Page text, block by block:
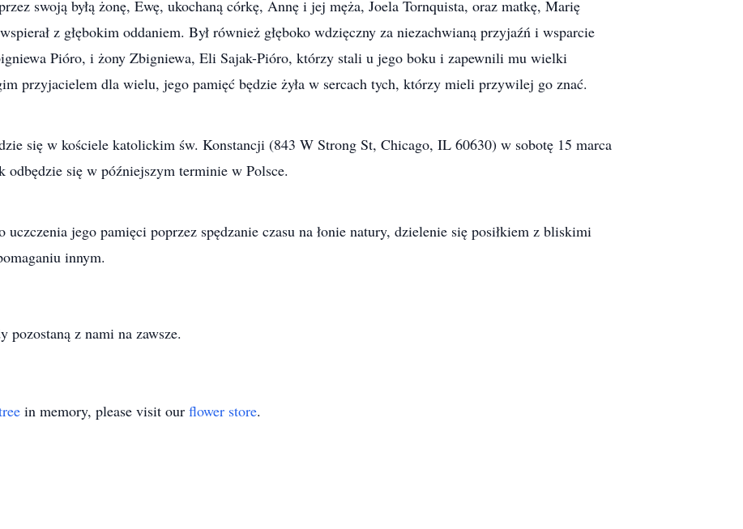
swoją byłą żonę, Ewę, ukochaną córkę, Annę i jej męża, Joela Tornquista, oraz matkę, Marię
z głębokim oddaniem. Był również głęboko wdzięczny za niezachwianą przyjaźń i wsparcie
Pióro, i żony Zbigniewa, Eli Sajak-Pióro, którzy stali u jego boku i zapewnili mu wielki
przyjacielem dla wielu, jego pamięć będzie żyła w sercach tych, którzy mieli przywilej go znać.
się w kościele katolickim św. Konstancji (843 W Strong St, Chicago, IL 60630) w sobotę 15 marca
odbędzie się w późniejszym terminie w Polsce.
jego pamięci poprzez spędzanie czasu na łonie natury, dzielenie się posiłkiem z bliskimi
innym.
pozostaną z nami na zawsze.
in memory, please visit our flower store.